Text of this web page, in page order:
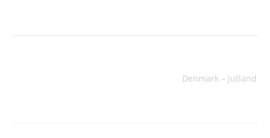
Denmark – Jutland